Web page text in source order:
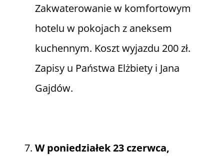
Zakwaterowanie w komfortowym
hotelu w pokojach z aneksem
kuchennym. Koszt wyjazdu 200 zł.
Zapisy u Państwa Elżbiety i Jana
Gajdów.
W poniedziałek 23 czerwca,